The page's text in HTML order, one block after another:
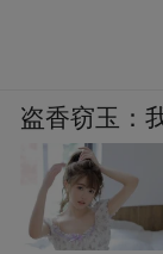
盗香窃玉：